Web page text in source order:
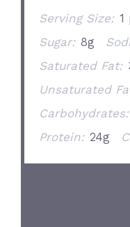
Serving Size: 1
Sugar: 8g
Saturated Fat:
Unsaturated
Carbohydrates:
Protein: 24g